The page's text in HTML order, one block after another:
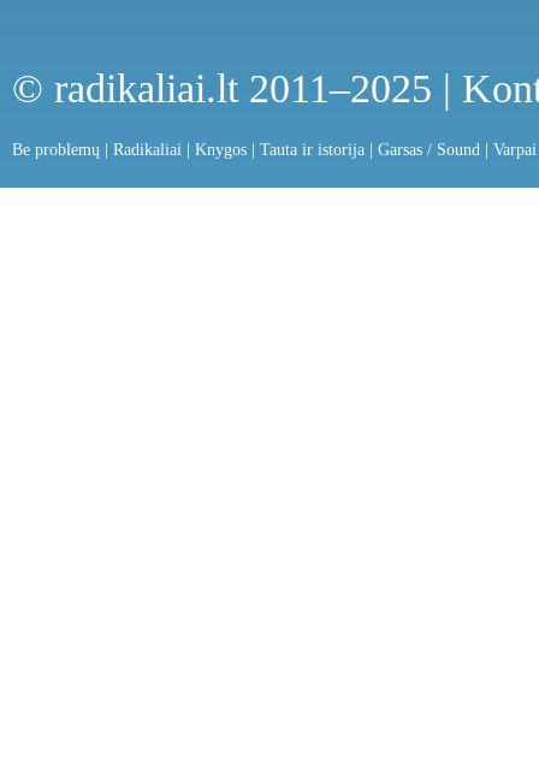
© radikaliai.lt 2011–2025 |
Be problemų Radikaliai Knygos Tauta ir istorija Garsas / Sound Varpai